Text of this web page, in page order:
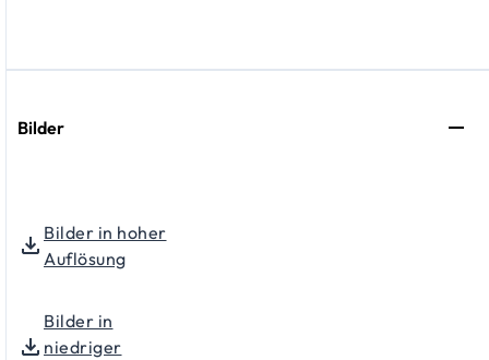
Bilder
Bilder in hoher
Auflösung
Bilder in
niedriger